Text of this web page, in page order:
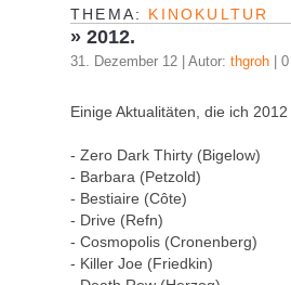
THEMA: KINOKULTUR
» 2012.
31. Dezember 12 | Autor: thgroh |
Einige Aktualitäten, die ich
- Zero Dark Thirty (Bigelow)
- Barbara (Petzold)
- Bestiaire (Côte)
- Drive (Refn)
- Cosmopolis (Cronenberg)
- Killer Joe (Friedkin)